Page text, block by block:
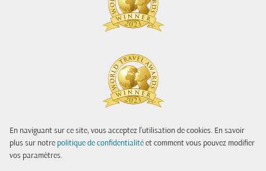
En naviguant sur ce site, vous acceptez l'utilisation de cookies. En savoir
plus sur notre politique de confidentialité et comment vous pouvez modifier
vos paramètres.